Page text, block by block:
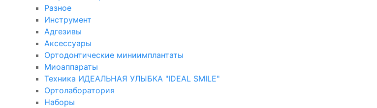
Разное
Инструмент
Адгезивы
Аксессуары
Ортодонтические миниимплантаты
Миоаппараты
Техника ИДЕАЛЬНАЯ УЛЫБКА "IDEAL SMILE"
Ортолаборатория
Наборы